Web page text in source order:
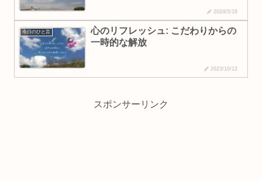
2024/5/18
今日のひと言
心のリフレッシュ: こだわりからの
一時的な解放
2023/10/12
スポンサーリンク